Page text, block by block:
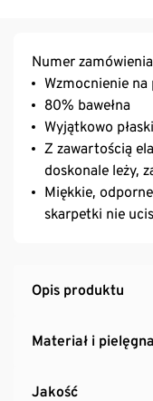
Numer
Wzmocnienie
80% bawełna
Wyjątkowo
Z zawartością
doskonale leży,
Miękkie,
skarpetki nie
Opis produktu
Materiał i
Jakość